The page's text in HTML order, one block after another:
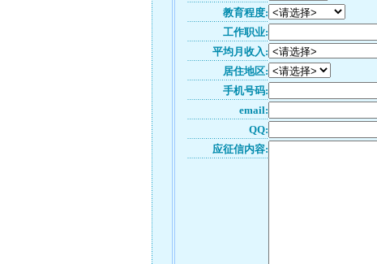
教育程度:
工作职业:
平均月收入:
居住地区:
手机号码:
email:
QQ:
应征信内容: